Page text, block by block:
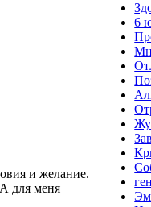
и желание.
для меня
6